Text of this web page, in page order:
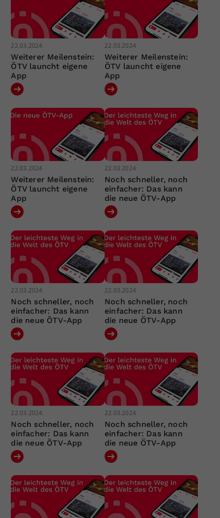
22.03.2024
Weiterer Meilenstein:
ÖTV launcht eigene
App
22.03.2024
Weiterer Meilenstein:
ÖTV launcht eigene
App
22.03.2024
Weiterer Meilenstein:
ÖTV launcht eigene
App
22.03.2024
Noch schneller, noch
einfacher: Das kann
die neue ÖTV-App
22.03.2024
Noch schneller, noch
einfacher: Das kann
die neue ÖTV-App
22.03.2024
Noch schneller, noch
einfacher: Das kann
die neue ÖTV-App
22.03.2024
Noch schneller, noch
einfacher: Das kann
die neue ÖTV-App
22.03.2024
Noch schneller, noch
einfacher: Das kann
die neue ÖTV-App